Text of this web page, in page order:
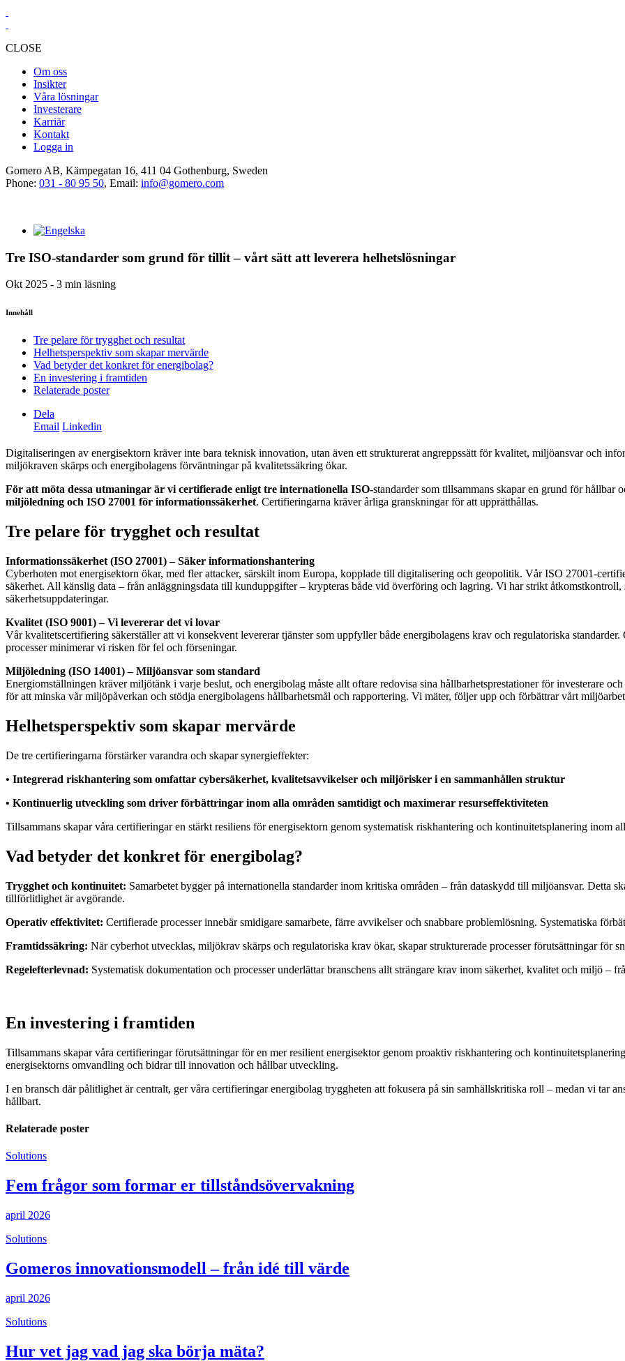
CLOSE
Om oss
Insikter
Våra lösningar
Investerare
Karriär
Kontakt
Logga in
Gomero AB, Kämpegatan 16, 411 04 Gothenburg, Sweden
Phone: 031 - 80 95 50, Email: info@gomero.com
Tre ISO-standarder som grund för tillit – vårt sätt att leverera helhetslösningar
Okt 2025 - 3 min läsning
Innehåll
Tre pelare för trygghet och resultat
Helhetsperspektiv som skapar mervärde
Vad betyder det konkret för energibolag?
En investering i framtiden
Relaterade poster
Dela
Email Linkedin
Digitaliseringen av energisektorn kräver inte bara teknisk innovation, utan även ett strukturerat angreppssätt för kvalitet, miljöansvar och
miljökraven skärps och energibolagens förväntningar på kvalitetssäkring ökar.
För att möta dessa utmaningar är vi certifierade enligt tre internationella ISO-standarder som tillsammans skapar en grund för hållbar
miljöledning och ISO 27001 för informationssäkerhet. Certifieringarna kräver årliga granskningar för att upprätthållas.
Tre pelare för trygghet och resultat
Informationssäkerhet (ISO 27001) – Säker informationshantering
Cyberhoten mot energisektorn ökar, med fler attacker, särskilt inom Europa, kopplade till digitalisering och geopolitik. Vår ISO 27001-
säkerhet. All känslig data – från anläggningsdata till kunduppgifter – krypteras både vid överföring och lagring. Vi har strikt
säkerhetsuppdateringar.
Kvalitet (ISO 9001) – Vi levererar det vi lovar
Vår kvalitetscertifiering säkerställer att vi konsekvent levererar tjänster som uppfyller både energibolagens krav och regulatoriska
processer minimerar vi risken för fel och förseningar.
Miljöledning (ISO 14001) – Miljöansvar som standard
Energiomställningen kräver miljötänk i varje beslut, och energibolag måste allt oftare redovisa sina hållbarhetsprestationer för investerare
för att minska vår miljöpåverkan och stödja energibolagens hållbarhetsmål och rapportering. Vi mäter, följer upp och förbättrar vårt
Helhetsperspektiv som skapar mervärde
De tre certifieringarna förstärker varandra och skapar synergieffekter:
• Integrerad riskhantering som omfattar cybersäkerhet, kvalitetsavvikelser och miljörisker i en sammanhållen struktur
• Kontinuerlig utveckling som driver förbättringar inom alla områden samtidigt och maximerar resurseffektiviteten
Tillsammans skapar våra certifieringar en stärkt resiliens för energisektorn genom systematisk riskhantering och kontinuitetsplanering inom
Vad betyder det konkret för energibolag?
Trygghet och kontinuitet: Samarbetet bygger på internationella standarder inom kritiska områden – från dataskydd till miljöansvar. Detta
tillförlitlighet är avgörande.
Operativ effektivitet: Certifierade processer innebär smidigare samarbete, färre avvikelser och snabbare problemlösning. Systematiska
Framtidssäkring: När cyberhot utvecklas, miljökrav skärps och regulatoriska krav ökar, skapar strukturerade processer förutsättningar för
Regelefterlevnad: Systematisk dokumentation och processer underlättar branschens allt strängare krav inom säkerhet, kvalitet och miljö –
En investering i framtiden
Tillsammans skapar våra certifieringar förutsättningar för en mer resilient energisektor genom proaktiv riskhantering och
energisektorns omvandling och bidrar till innovation och hållbar utveckling.
I en bransch där pålitlighet är centralt, ger våra certifieringar energibolag tryggheten att fokusera på sin samhällskritiska roll – medan vi tar
hållbart.
Relaterade poster
Solutions
Fem frågor som formar er tillståndsövervakning
april 2026
Solutions
Gomeros innovationsmodell – från idé till värde
april 2026
Solutions
Hur vet jag vad jag ska börja mäta?